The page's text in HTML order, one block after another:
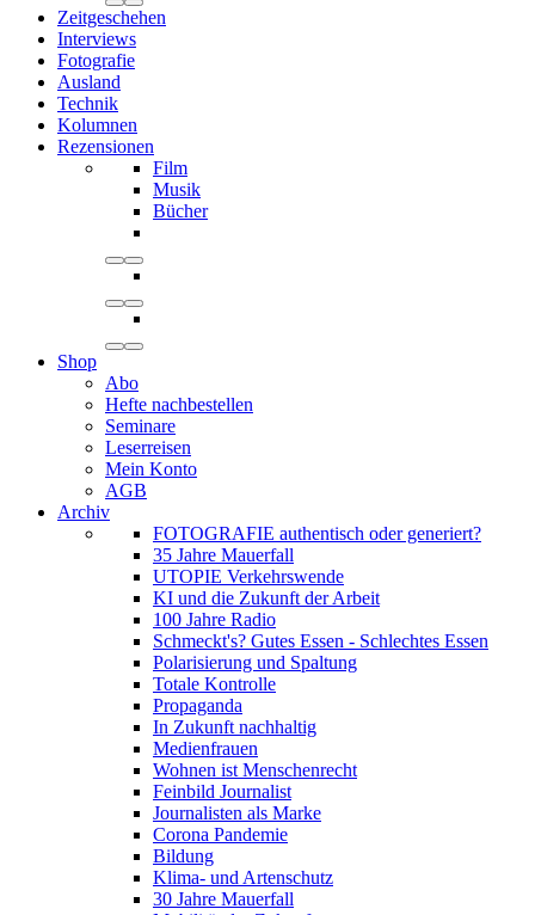
Zeitgeschehen
Interviews
Fotografie
Ausland
Technik
Kolumnen
Rezensionen
Film
Musik
Bücher
Shop
Abo
Hefte nachbestellen
Seminare
Leserreisen
Mein Konto
AGB
Archiv
FOTOGRAFIE authentisch oder generiert?
35 Jahre Mauerfall
UTOPIE Verkehrswende
KI und die Zukunft der Arbeit
100 Jahre Radio
Schmeckt's? Gutes Essen - Schlechtes Essen
Polarisierung und Spaltung
Totale Kontrolle
Propaganda
In Zukunft nachhaltig
Medienfrauen
Wohnen ist Menschenrecht
Feinbild Journalist
Journalisten als Marke
Corona Pandemie
Bildung
Klima- und Artenschutz
30 Jahre Mauerfall